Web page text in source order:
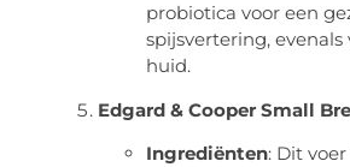
probiotica voor een
spijsvertering,
huid.
Edgard & Cooper Small
Ingrediënten: Dit